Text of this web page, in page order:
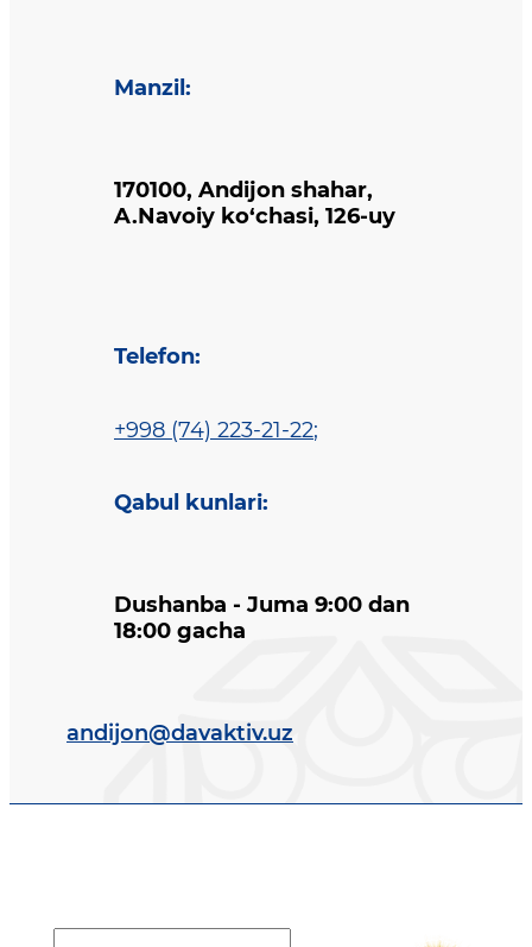
Manzil :
170100, Andijon shahar,
A.Navoiy ko‘chasi, 126-uy
Telefon:
+998 (74) 223-21-22;
Qabul kunlari:
Dushanba - Juma 9:00 dan
18:00 gacha
andijon@davaktiv.uz